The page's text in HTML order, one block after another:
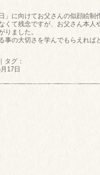
」に向けてお父さんの似顔絵
くて残念ですが、お父さん本
りました。
事の大切さを学んでもらえれば
｜タグ：
17日